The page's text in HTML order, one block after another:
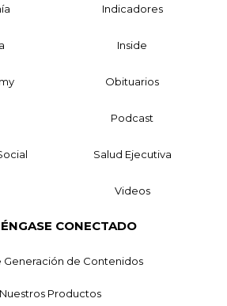
Indicadores
Inside
Obituarios
Podcast
Salud Ejecutiva
Videos
CONECTADO
Generación de Contenidos
Nuestros Productos